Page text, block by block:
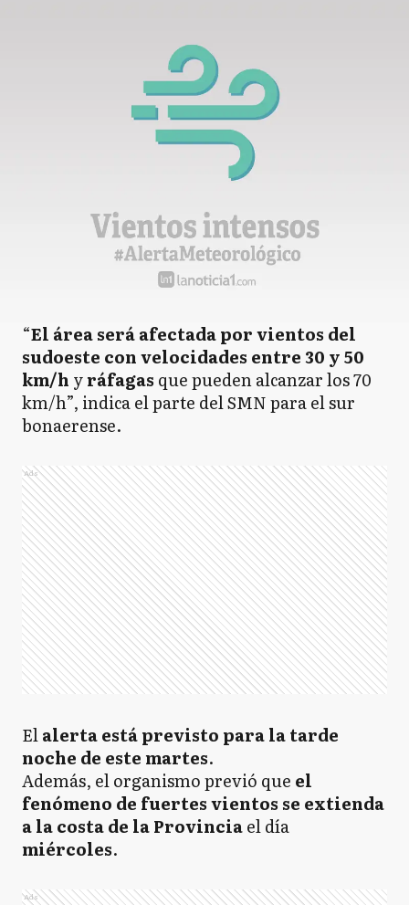
“El área será afectada por vientos del
sudoeste con velocidades entre 30 y 50
km/h yráfagas que pueden alcanzar los 70
km/h”, indica el parte del SMN para el sur
bonaerense.
Ads
Elalerta está previsto para la tarde
noche de este martes.
Además, el organismo previó que el
fenómeno de fuertes vientos se extienda
a la costa de la Provinciael día
miércoles.
Ads